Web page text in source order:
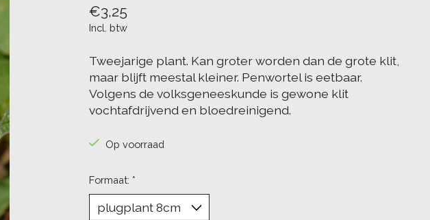
€3,25
Incl. btw
Tweejarige plant. Kan groter worden dan de grote klit,
maar blijft meestal kleiner. Penwortel is eetbaar.
Volgens de volksgeneeskunde is gewone klit
vochtafdrijvend en bloedreinigend.
Op voorraad
Formaat: *